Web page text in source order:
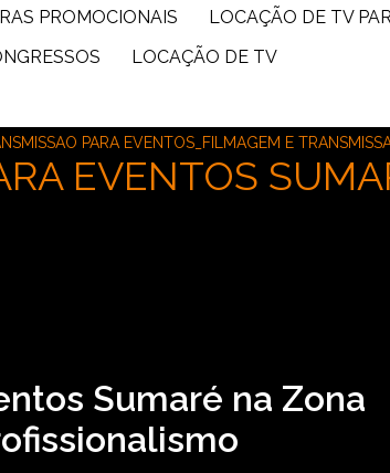
PROMOCIONAIS
LOCAÇÃO DE TV
LOCAÇÃO DE TV
PARA EVENTOS_FILMAGEM E
EVENTOS
Sumaré na Zona